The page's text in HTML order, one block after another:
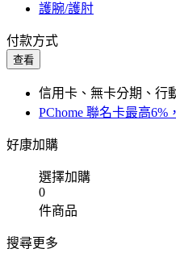
護腕/護肘
付款方式
查看
信用卡、無卡分期、行
PChome 聯名卡最高6%
好康加購
選擇加購
0
件商品
搜尋更多